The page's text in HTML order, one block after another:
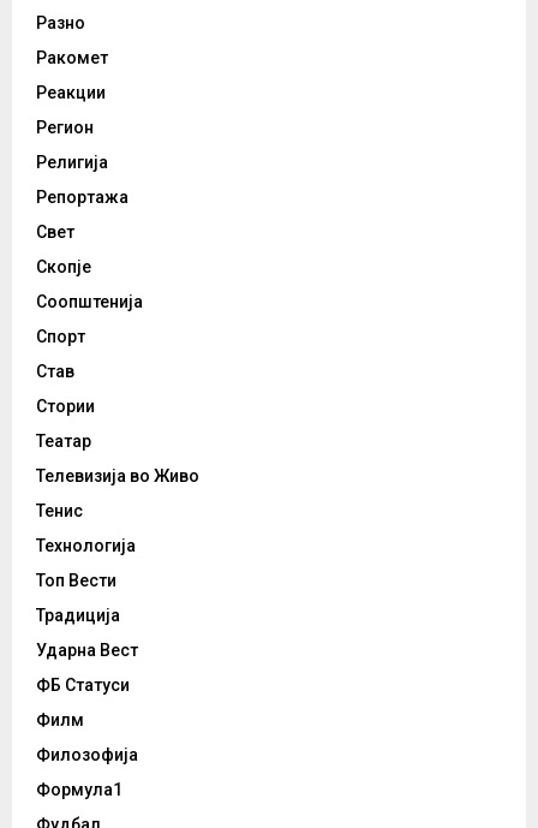
Разно
Ракомет
Реакции
Регион
Религија
Репортажа
Свет
Скопје
Соопштенија
Спорт
Став
Стории
Театар
Телевизија во Живо
Тенис
Технологија
Топ Вести
Традиција
Ударна Вест
ФБ Статуси
Филм
Филозофија
Формула1